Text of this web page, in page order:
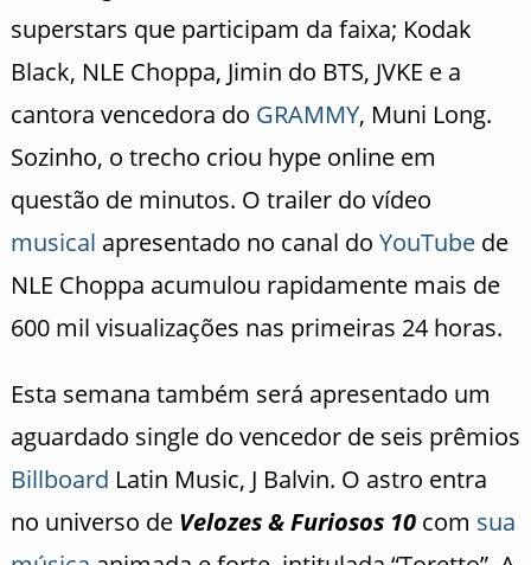
superstars que participam da faixa; Kodak
Black, NLE Choppa, Jimin do BTS, JVKE e a
cantora vencedora do GRAMMY, Muni Long.
Sozinho, o trecho criou hype online em
questão de minutos. O trailer do vídeo
musical apresentado no canal do YouTubede
NLE Choppa acumulou rapidamente mais de
600 mil visualizações nas primeiras 24 horas.
Esta semana também será apresentado um
aguardado single do vencedor de seis prêmios
Billboard Latin Music, J Balvin. O astro entra
no universo de Velozes & Furiosos 10com sua